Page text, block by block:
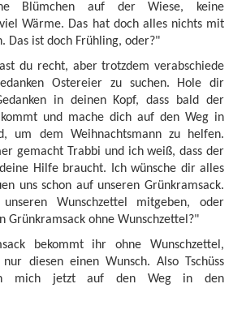
Blümchen auf der Wiese, keine
Wärme. Das hat doch alles nichts mit
Das ist doch Frühling, oder?"
du recht, aber trotzdem verabschiede
Ostereier zu suchen. Hole dir
in deinen Kopf, dass bald der
kommt und mache dich auf den Weg in
um dem Weihnachtsmann zu helfen.
gemacht Trabbi und ich weiß, dass der
Hilfe braucht. Ich wünsche dir alles
uns schon auf unseren Grünkramsack.
Wunschzettel mitgeben, oder
Grünkramsack ohne Wunschzettel?"
bekommt ihr ohne Wunschzettel,
diesen einen Wunsch. Also Tschüss
mich jetzt auf den Weg in den